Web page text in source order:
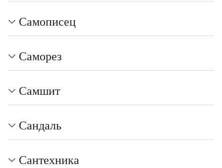
Самописец
Саморез
Самшит
Сандаль
Сантехника